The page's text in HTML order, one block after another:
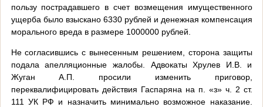
пользу пострадавшего в счет возмещения имущественного
ущерба было взыскано 6330 рублей и денежная компенсация
морального вреда в размере 1000000 рублей.
Не согласившись с вынесенным решением, сторона защиты
подала апелляционные жалобы. Адвокаты Хрулев И.В. и
Жуган А.П. просили изменить приговор,
переквалифицировать действия Гаспаряна на п. «з» ч. 2 ст.
111 УК РФ и назначить минимально возможное наказание.